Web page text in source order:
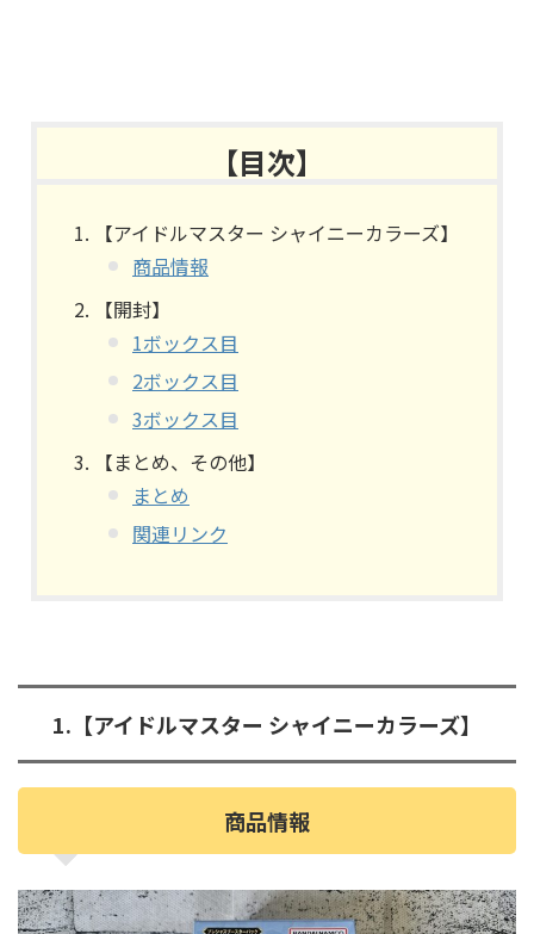
【目次】
【アイドルマスター シャイニーカラーズ】
商品情報
【開封】
1ボックス目
2ボックス目
3ボックス目
【まとめ、その他】
まとめ
関連リンク
1.【アイドルマスター シャイニーカラーズ】
商品情報